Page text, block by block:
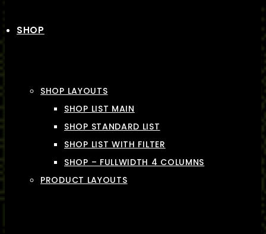
SHOP
SHOP LAYOUTS
SHOP LIST MAIN
SHOP STANDARD LIST
SHOP LIST WITH FILTER
SHOP – FULLWIDTH 4 COLUMNS
PRODUCT LAYOUTS